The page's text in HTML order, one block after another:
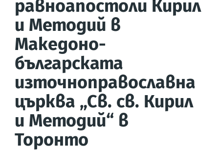
равноапостоли Кирил
и Методий в
Македоно-
българската
източноправославна
църква „Св. св. Кирил
и Методий“ в
Торонто